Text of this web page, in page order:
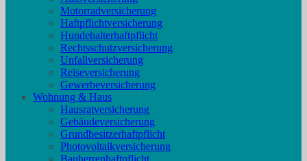
Motorradversicherung
Haftpflichtversicherung
Hundehalterhaftpflicht
Rechtsschutzversicherung
Unfallversicherung
Reiseversicherung
Gewerbeversicherung
Wohnung & Haus
Hausratversicherung
Gebäudeversicherung
Grundbesitzerhaftpflicht
Photovoltaikversicherung